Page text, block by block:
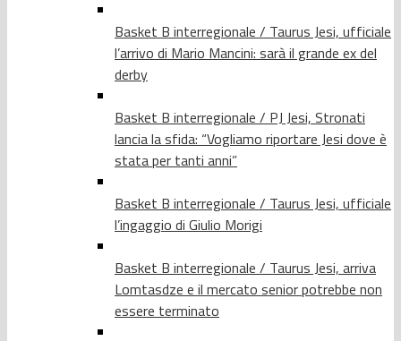
Basket B interregionale / Taurus Jesi, ufficiale
l’arrivo di Mario Mancini: sarà il grande ex del
derby
Basket B interregionale / PJ Jesi, Stronati
lancia la sfida: “Vogliamo riportare Jesi dove è
stata per tanti anni”
Basket B interregionale / Taurus Jesi, ufficiale
l’ingaggio di Giulio Morigi
Basket B interregionale / Taurus Jesi, arriva
Lomtasdze e il mercato senior potrebbe non
essere terminato